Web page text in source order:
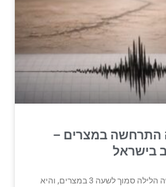
התרחשה במצרים –
בישראל
רעידת אדמה הורגשה הלילה סמוך לשעה 3 במצרים, והיא